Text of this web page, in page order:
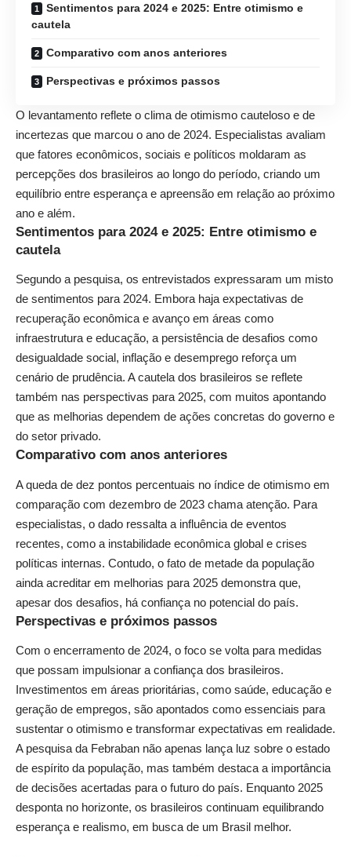
Sentimentos para 2024 e 2025: Entre otimismo e
cautela
Comparativo com anos anteriores
Perspectivas e próximos passos
O levantamento reflete o clima de otimismo cauteloso e de
incertezas que marcou o ano de 2024. Especialistas avaliam
que fatores econômicos, sociais e políticos moldaram as
percepções dos brasileiros ao longo do período, criando um
equilíbrio entre esperança e apreensão em relação ao próximo
ano e além.
Sentimentos para 2024 e 2025: Entre otimismo e
cautela
Segundo a pesquisa, os entrevistados expressaram um misto
de sentimentos para 2024. Embora haja expectativas de
recuperação econômica e avanço em áreas como
infraestrutura e educação, a persistência de desafios como
desigualdade social, inflação e desemprego reforça um
cenário de prudência. A cautela dos brasileiros se reflete
também nas perspectivas para 2025, com muitos apontando
que as melhorias dependem de ações concretas do governo e
do setor privado.
Comparativo com anos anteriores
A queda de dez pontos percentuais no índice de otimismo em
comparação com dezembro de 2023 chama atenção. Para
especialistas, o dado ressalta a influência de eventos
recentes, como a instabilidade econômica global e crises
políticas internas. Contudo, o fato de metade da população
ainda acreditar em melhorias para 2025 demonstra que,
apesar dos desafios, há confiança no potencial do país.
Perspectivas e próximos passos
Com o encerramento de 2024, o foco se volta para medidas
que possam impulsionar a confiança dos brasileiros.
Investimentos em áreas prioritárias, como saúde, educação e
geração de empregos, são apontados como essenciais para
sustentar o otimismo e transformar expectativas em realidade.
A pesquisa da Febraban não apenas lança luz sobre o estado
de espírito da população, mas também destaca a importância
de decisões acertadas para o futuro do país. Enquanto 2025
desponta no horizonte, os brasileiros continuam equilibrando
esperança e realismo, em busca de um Brasil melhor.